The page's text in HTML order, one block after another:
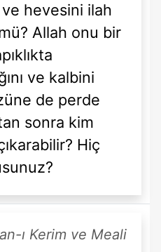
hevesini ilah
Allah onu bir
ve kalbini
de perde
sonra kim
Hiç
ı Kerim ve Meali